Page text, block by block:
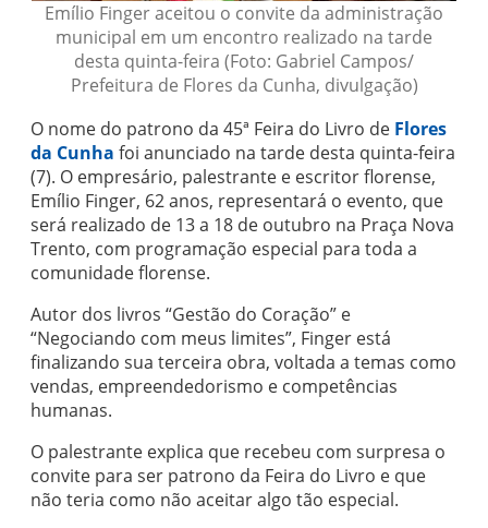
Emílio Finger aceitou o convite da administração
municipal em um encontro realizado na tarde
desta quinta-feira (Foto: Gabriel Campos/
Prefeitura de Flores da Cunha, divulgação)
O nome do patrono da 45ª Feira do Livro de Flores
da Cunha foi anunciado na tarde desta quinta-feira
(7). O empresário, palestrante e escritor florense,
Emílio Finger, 62 anos, representará o evento, que
será realizado de 13 a 18 de outubro na Praça Nova
Trento, com programação especial para toda a
comunidade florense.
Autor dos livros “Gestão do Coração” e
“Negociando com meus limites”, Finger está
finalizando sua terceira obra, voltada a temas como
vendas, empreendedorismo e competências
humanas.
O palestrante explica que recebeu com surpresa o
convite para ser patrono da Feira do Livro e que
não teria como não aceitar algo tão especial.